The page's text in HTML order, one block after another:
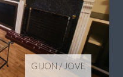
GIJON/ JOVE